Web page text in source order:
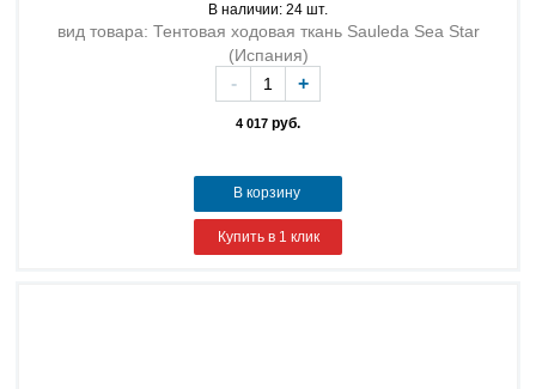
В наличии: 24 шт.
вид товара: Тентовая ходовая ткань Sauleda Sea Star
(Испания)
4 017 руб.
- +
В корзину
Купить в 1 клик